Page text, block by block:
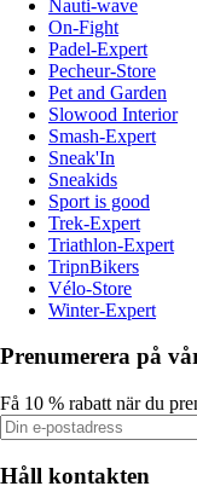
Nauti-wave
On-Fight
Padel-Expert
Pecheur-Store
Pet and Garden
Slowood Interior
Smash-Expert
Sneak'In
Sneakids
Sport is good
Trek-Expert
Triathlon-Expert
TripnBikers
Vélo-Store
Winter-Expert
Prenumerera på
Få 10 % rabatt när du
Håll kontakten